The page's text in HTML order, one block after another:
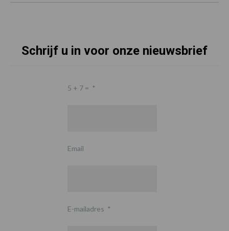
Schrijf u in voor onze nieuwsbrief
5 + 7 = *
Email
E-mailadres *